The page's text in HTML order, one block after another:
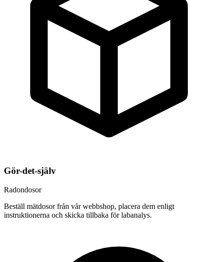
Gör-det-själv
Radondosor
Beställ mätdosor från vår webbshop, placera dem enligt
instruktionerna och skicka tillbaka för labanalys.